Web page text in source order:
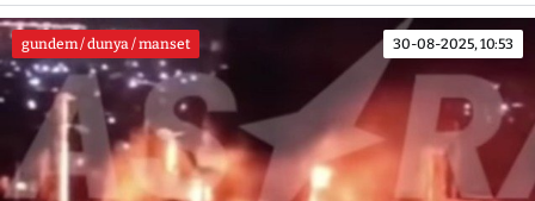
gundem / dunya / manset 30-08-2025, 10:53